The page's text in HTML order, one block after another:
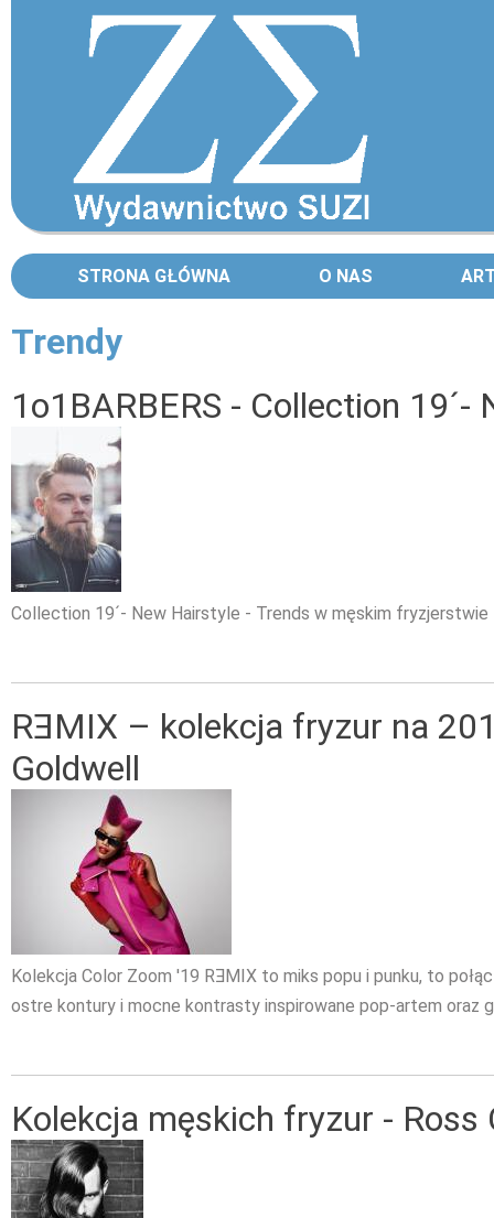
STRONA GŁÓWNA O NAS
Trendy
1o1BARBERS - Collection 19´-
Collection 19´- New Hairstyle - Trends w męskim fryzjerstwie
RƎMIX – kolekcja fryzur na
Goldwell
Kolekcja Color Zoom '19 RƎMIX to miks popu i punku, to
ostre kontury i mocne kontrasty inspirowane pop-artem oraz
Kolekcja męskich fryzur - Ross